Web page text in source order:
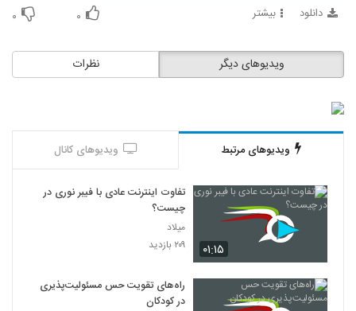
دانلود بیشتر ۰ ۰
نظرات ویدیوهای دیگر
ویدیوهای مرتبط ویدیوهای کانال
۰۱:۱۵
تفاوت اینترنت عادی با فیبر نوری در
چیست؟
میلاد
۲۰۹ بازدید
راه‌های تقویت حس مسئولیت‌پذیری
در کودکان